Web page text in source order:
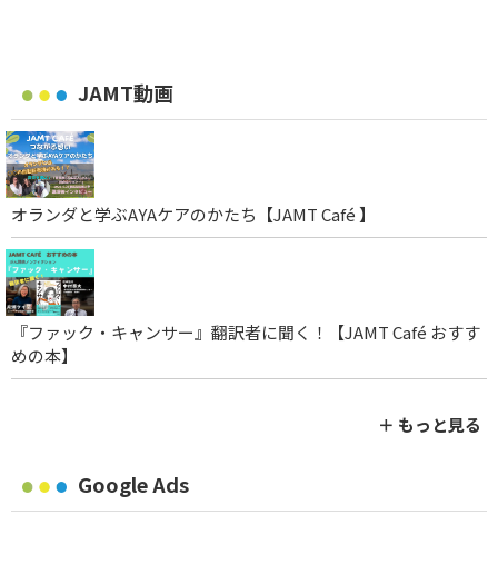
JAMT動画
オランダと学ぶAYAケアのかたち【JAMT Café 】
『ファック・キャンサー』翻訳者に聞く！【JAMT Café おすす
めの本】
＋ もっと見る
Google Ads